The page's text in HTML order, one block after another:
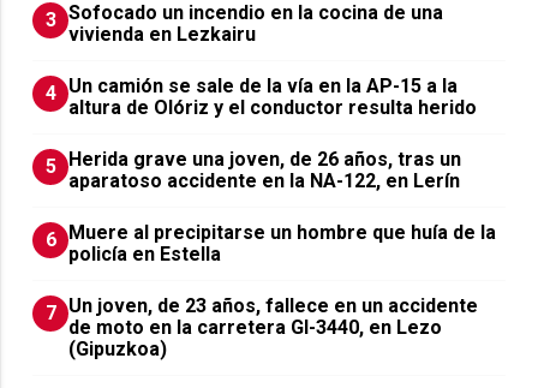
3 Sofocado un incendio en la cocina de una
vivienda en Lezkairu
4 Un camión se sale de la vía en la AP-15 a la
altura de Olóriz y el conductor resulta herido
5
Herida grave una joven, de 26 años, tras un
aparatoso accidente en la NA-122, en Lerín
6
Muere al precipitarse un hombre que huía de la
policía en Estella
7 Un joven, de 23 años, fallece en un accidente
de moto en la carretera GI-3440, en Lezo
(Gipuzkoa)